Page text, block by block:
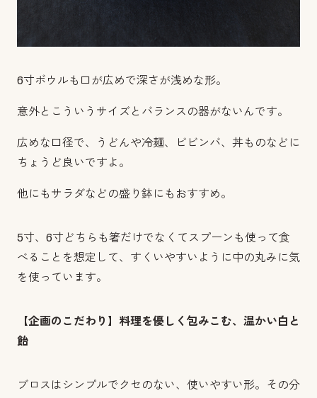
6寸ボウルも口が広めで深さが浅めな形。
意外とこういうサイズとバランスの器がないんです。
広めな口径で、うどんや冷麺、ビビンバ、丼ものなどに
ちょうど良いですよ。
他にもサラダなどの盛り鉢にもおすすめ。
5寸、 6寸どちらも箸だけでなくてスプーンも使って食
べることを想定して、すくいやすいように中の丸みに気
を使っています。
【企画のこだわり】料理を優しく包みこむ、温かい白と
飴
ブロスはシンプルでクセのない、使いやすい形。その分